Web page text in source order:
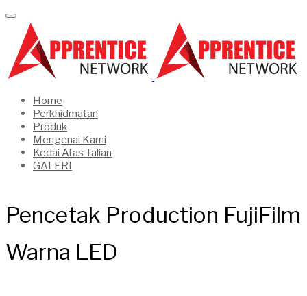
Home
Perkhidmatan
Produk
Mengenai Kami
Kedai Atas Talian
GALERI
Pencetak Production FujiFilm
Warna LED